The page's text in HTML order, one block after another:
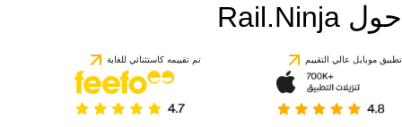
حول Rail.Ninja
تطبيق موبايل عالي التقييم تم تقييمه كاستثنائي للغاية